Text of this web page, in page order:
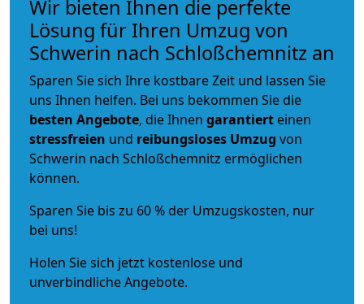
Wir bieten Ihnen die perfekte
Lösung für Ihren Umzug von
Schwerin nach Schloßchemnitz an
Sparen Sie sich Ihre kostbare Zeit und lassen Sie
uns Ihnen helfen. Bei uns bekommen Sie die
besten Angebote, die Ihnen garantiert einen
stressfreien und reibungsloses Umzug von
Schwerin nach Schloßchemnitz ermöglichen
können.
Sparen Sie bis zu 60 % der Umzugskosten, nur
bei uns!
Holen Sie sich jetzt kostenlose und
unverbindliche Angebote.